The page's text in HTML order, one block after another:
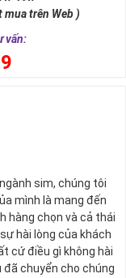
bạn là người
một mức giá tối
giảm giá, sim số
một lý do nào đó,
nhân đích thực.
thể sắp xếp xem
lựa.
Thông thường sim giảm giá, sim số đẹp giá rẻ có mức
trị so với thông
sim mà tình
bớt kho sim số
trên Web )
vấn:
sim, chúng tôi
mình là mang đến
hàng chọn và cả thái
hài lòng của khách
cứ điều gì không hài
đã chuyển cho chúng